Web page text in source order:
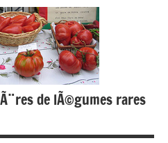
de lÃ©gumes rares